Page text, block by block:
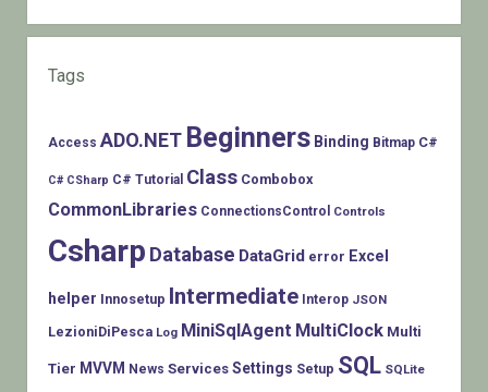
Tags
Access ADO.NET Beginners Binding Bitmap C#
C# CSharp C# Tutorial Class Combobox
CommonLibraries ConnectionsControl Controls
Csharp Database DataGrid error Excel
helper Innosetup Intermediate Interop JSON
LezioniDiPesca Log MiniSqlAgent MultiClock Multi
Tier MVVM News Services Settings Setup SQL SQLite